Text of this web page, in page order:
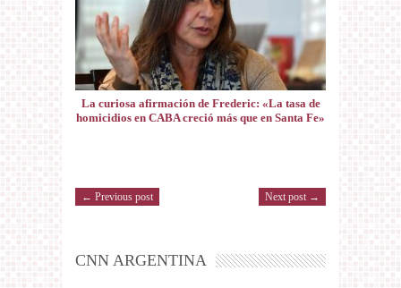
La curiosa afirmación de Frederic: «La tasa de
homicidios en CABA creció más que en Santa Fe»
← Previous post Next post →
CNN ARGENTINA